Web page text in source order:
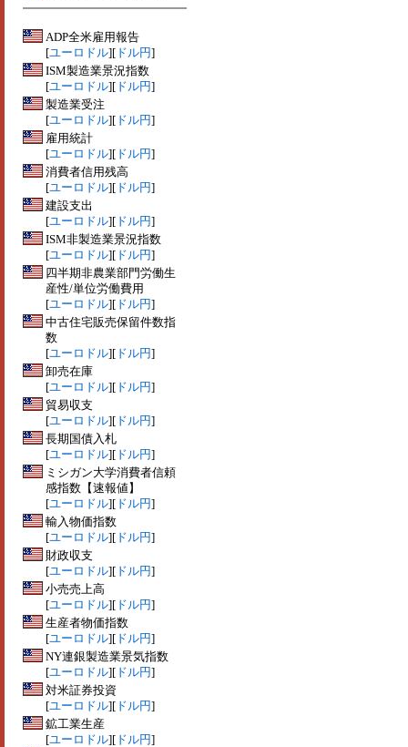
ADP全米雇用報告
[ユーロドル][ ドル円]
ISM製造業景況指数
[ユーロドル][ ドル円]
製造業受注
[ユーロドル][ ドル円]
雇用統計
[ユーロドル][ ドル円]
消費者信用残高
[ユーロドル][ ドル円]
建設支出
[ユーロドル][ ドル円]
ISM非製造業景況指数
[ユーロドル][ ドル円]
四半期非農業部門労働生
産性/単位労働費用
[ユーロドル][ ドル円]
中古住宅販売保留件数指
数
[ユーロドル][ ドル円]
卸売在庫
[ユーロドル][ ドル円]
貿易収支
[ユーロドル][ ドル円]
長期国債入札
[ユーロドル][ ドル円]
ミシガン大学消費者信頼
感指数【速報値】
[ユーロドル][ ドル円]
輸入物価指数
[ユーロドル][ ドル円]
財政収支
[ユーロドル][ ドル円]
小売売上高
[ユーロドル][ ドル円]
生産者物価指数
[ユーロドル][ ドル円]
NY連銀製造業景気指数
[ユーロドル][ ドル円]
対米証券投資
[ユーロドル][ ドル円]
鉱工業生産
[ユーロドル][ ドル円]